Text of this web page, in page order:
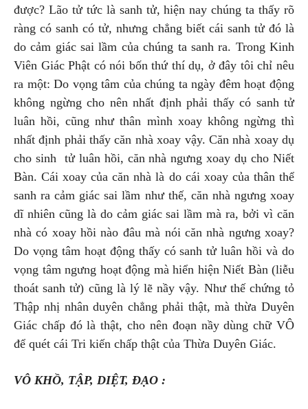
được? Lão tử tức là sanh tử, hiện nay chúng ta thấy rõ
ràng có sanh có tử, nhưng chẳng biết cái sanh tử đó là
do cảm giác sai lầm của chúng ta sanh ra. Trong Kinh
Viên Giác Phật có nói bốn thứ thí dụ, ở đây tôi chỉ nêu
ra một: Do vọng tâm của chúng ta ngày đêm hoạt động
không ngừng cho nên nhất định phải thấy có sanh tử
luân hồi, cũng như thân mình xoay không ngừng thì
nhất định phải thấy căn nhà xoay vậy. Căn nhà xoay dụ
cho sinh tử luân hồi, căn nhà ngưng xoay dụ cho Niết
Bàn. Cái xoay của căn nhà là do cái xoay của thân thể
sanh ra cảm giác sai lầm như thế, căn nhà ngưng xoay
dĩ nhiên cũng là do cảm giác sai lầm mà ra, bởi vì căn
nhà có xoay hồi nào đâu mà nói căn nhà ngưng xoay?
Do vọng tâm hoạt động thấy có sanh tử luân hồi và do
vọng tâm ngưng hoạt động mà hiển hiện Niết Bàn (liễu
thoát sanh tử) cũng là lý lẽ nầy vậy. Như thế chứng tỏ
Thập nhị nhân duyên chẳng phải thật, mà thừa Duyên
Giác chấp đó là thật, cho nên đoạn nầy dùng chữ VÔ
để quét cái Tri kiến chấp thật của Thừa Duyên Giác.
VÔ KHỒ, TẬP, DIỆT, ĐẠO :